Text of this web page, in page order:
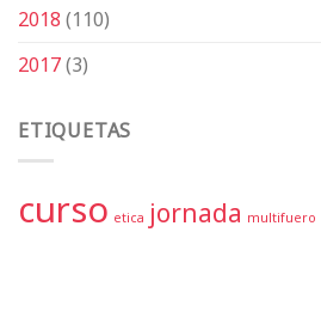
2018(110)
2017(3)
ETIQUETAS
curso etica jornada multifuero